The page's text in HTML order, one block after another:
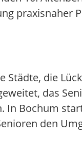
praxisnaher
Städte, die
das
In Bochum
den